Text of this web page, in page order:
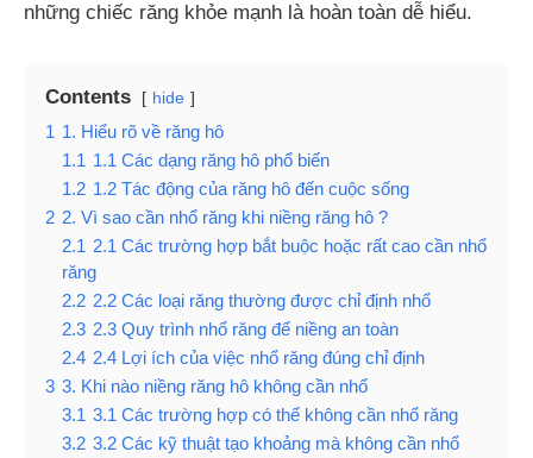
những chiếc răng khỏe mạnh là hoàn toàn dễ hiểu.
Contents hide
1 1. Hiểu rõ về răng hô
1.1 1.1 Các dạng răng hô phổ biến
1.2 1.2 Tác động của răng hô đến cuộc sống
2 2. Vì sao cần nhổ răng khi niềng răng hô ?
2.1 2.1 Các trường hợp bắt buộc hoặc rất cao cần nhổ
răng
2.2 2.2 Các loại răng thường được chỉ định nhổ
2.3 2.3 Quy trình nhổ răng để niềng an toàn
2.4 2.4 Lợi ích của việc nhổ răng đúng chỉ định
3 3. Khi nào niềng răng hô không cần nhổ
3.1 3.1 Các trường hợp có thể không cần nhổ răng
3.2 3.2 Các kỹ thuật tạo khoảng mà không cần nhổ